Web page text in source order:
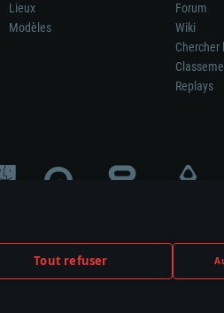
Tout refuser
Lieux
Modèles
Forum
Wiki
Chercher
Replays
du jeu, le sponsoring ou à
owners.